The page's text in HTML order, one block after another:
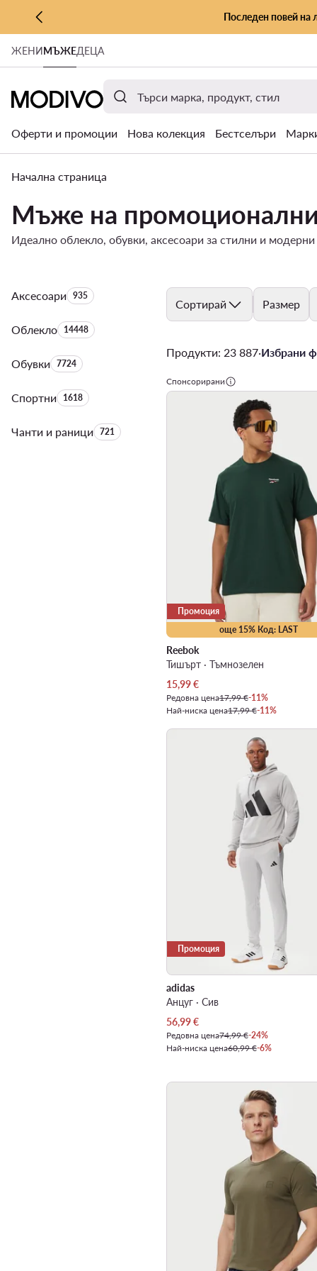
КЪМ ОСНОВНОТО СЪДЪРЖАНИЕ
КЪМ ТЪРСЕНЕ
Последен повей на
ЖЕНИМЪЖЕДЕЦА
Оферти и промоции Нова колекция Бестселъри
Начална страница
Мъже на
Идеално облекло, обувки, аксесоари за стилни и
АксесоариБрой на продуктите:
935
ОблеклоБрой на продуктите:
14448
ОбувкиБрой на продуктите:
7724
СпортниБрой на продуктите:
1618
Чанти и ранициБрой на продуктите:
721
Сортирай Размер
Продукти: 23 887·Избрани
Спонсорирани
още 15% Код: LAST
Промоция
Reebok
Тишърт · Тъмнозелен
Актуална цена
15,99€
Редовна цена17,99 €-11%
Най-ниска цена17,99 €-11%
Промоция
adidas
Анцуг · Сив
Актуална цена
56,99€
Редовна цена74,99 €-24%
Най-ниска цена60,99 €-6%